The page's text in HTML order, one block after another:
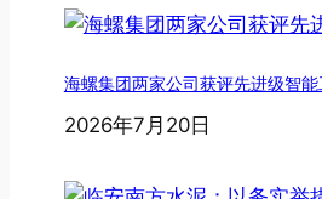
海螺集团两家公司获评先进级智能
2026年7月20日